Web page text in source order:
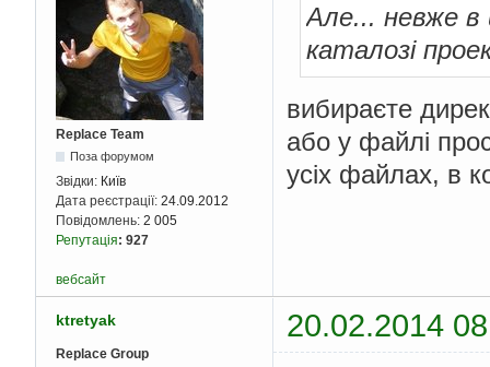
Replace Team
Поза форумом
Звідки: Київ
Дата реєстрації: 24.09.2012
Повідомлень: 2 005
Репутація: 927
Але... невже
каталозі
вибираєте
або у файлі
усіх файлах, в
вебсайт
ktretyak 20.02.2014
Replace Group